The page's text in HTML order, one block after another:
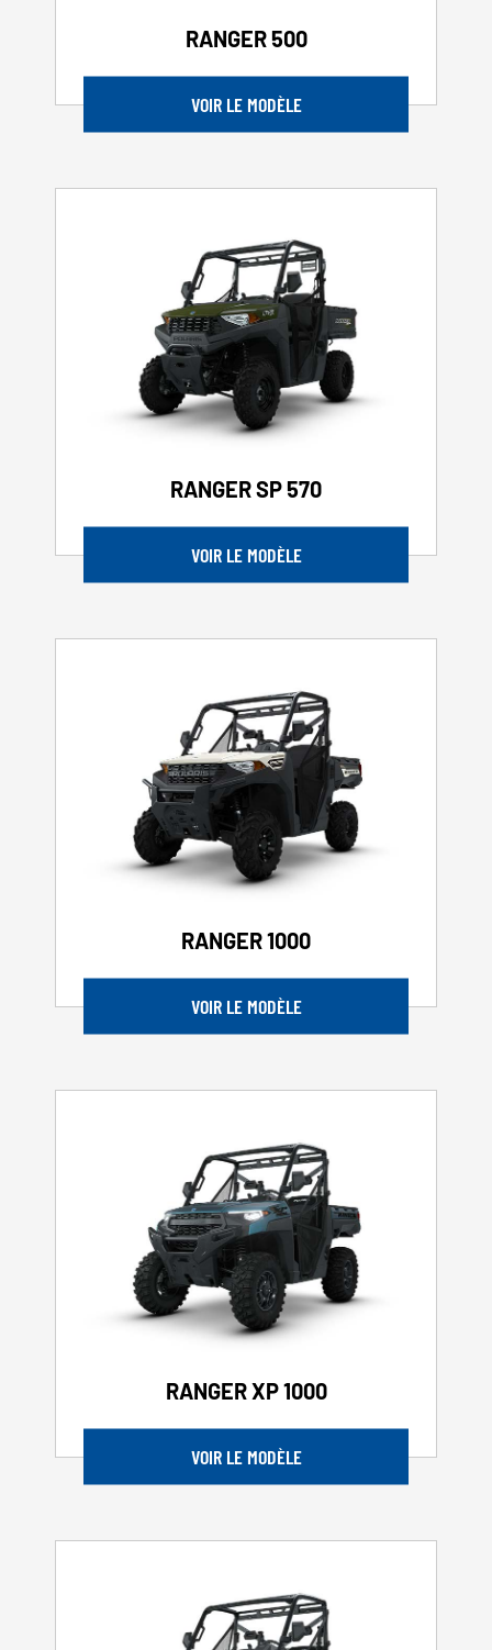
RANGER 500
VOIR LE MODÈLE
RANGER SP 570
VOIR LE MODÈLE
RANGER 1000
VOIR LE MODÈLE
RANGER XP 1000
VOIR LE MODÈLE